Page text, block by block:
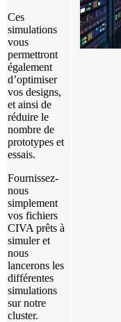
Ces
simulations
vous
permettront
également
d’optimiser
vos designs,
et ainsi de
réduire le
nombre de
prototypes et
essais.
Fournissez-
nous
simplement
vos fichiers
CIVA prêts à
simuler et
nous
lancerons les
différentes
simulations
sur notre
cluster.